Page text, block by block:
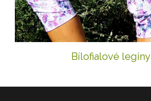
Bílofialové leginy